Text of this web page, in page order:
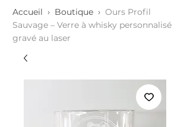
Accueil › Boutique › Ours Profil
Sauvage – Verre à whisky personnalisé
gravé au laser